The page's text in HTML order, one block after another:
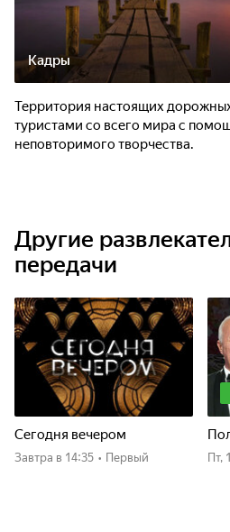
Кадры
Территория настоящих
туристами со всего мира с
неповторимого творчества.
Другие
передачи
Сегодня вечером
Завтра в 14:35 • Первый